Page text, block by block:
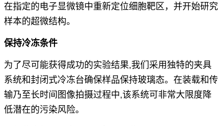
在指定的电子显微镜中重新定位细胞靶区， 并开始研究
样本的超微结构。
保持冷冻条件
为了尽可能获得成功的实验结果,我们采用独特的夹具
系统和封闭式冷冻台确保样品保持玻璃态。在装载和传
输乃至长时间图像拍摄过程中,该系统可 非常大限度降
低潜在的污染风险。